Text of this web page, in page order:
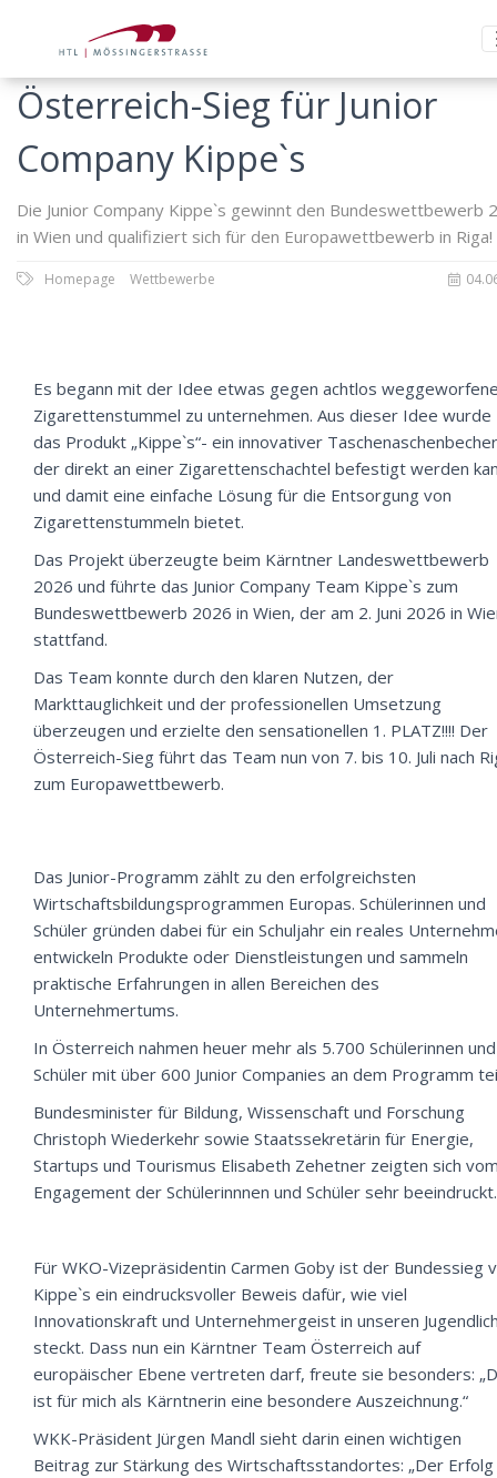
Österreich-Sieg für Junior
Company Kippe`s
Die Junior Company Kippe`s gewinnt den Bundeswettbewerb
in Wien und qualifiziert sich für den Europawettbewerb in Riga!
Homepage Wettbewerbe
Es begann mit der Idee etwas gegen achtlos
Zigarettenstummel zu unternehmen. Aus dieser Idee wurde
das Produkt „Kippe`s“- ein innovativer
der direkt an einer Zigarettenschachtel befestigt werden
und damit eine einfache Lösung für die Entsorgung von
Zigarettenstummeln bietet.
Das Projekt überzeugte beim Kärntner Landeswettbewerb
2026 und führte das Junior Company Team Kippe`s zum
Bundeswettbewerb 2026 in Wien, der am 2. Juni 2026 in
stattfand.
Das Team konnte durch den klaren Nutzen, der
Markttauglichkeit und der professionellen Umsetzung
überzeugen und erzielte den sensationellen 1. PLATZ!!!! Der
Österreich-Sieg führt das Team nun von 7. bis 10. Juli nach
zum Europawettbewerb.
Das Junior-Programm zählt zu den erfolgreichsten
Wirtschaftsbildungsprogrammen Europas. Schülerinnen und
Schüler gründen dabei für ein Schuljahr ein reales
entwickeln Produkte oder Dienstleistungen und sammeln
praktische Erfahrungen in allen Bereichen des
Unternehmertums.
In Österreich nahmen heuer mehr als 5.700 Schülerinnen und
Schüler mit über 600 Junior Companies an dem Programm
Bundesminister für Bildung, Wissenschaft und Forschung
Christoph Wiederkehr sowie Staatssekretärin für Energie,
Startups und Tourismus Elisabeth Zehetner zeigten sich
Engagement der Schülerinnnen und Schüler sehr beeindruckt.
Für WKO-Vizepräsidentin Carmen Goby ist der Bundessieg
Kippe`s ein eindrucksvoller Beweis dafür, wie viel
Innovationskraft und Unternehmergeist in unseren
steckt. Dass nun ein Kärntner Team Österreich auf
europäischer Ebene vertreten darf, freute sie besonders:
ist für mich als Kärntnerin eine besondere Auszeichnung.“
WKK-Präsident Jürgen Mandl sieht darin einen wichtigen
Beitrag zur Stärkung des Wirtschaftsstandortes: „Der Erfolg